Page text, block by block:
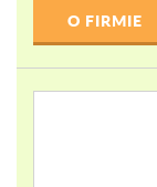
O FIRMIE